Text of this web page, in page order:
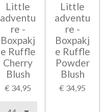
Little
adventu
re -
Boxpakj
e Ruffle
Cherry
Blush
€ 34,95
Little
adventu
re -
Boxpakj
e Ruffle
Powder
Blush
€ 34,95